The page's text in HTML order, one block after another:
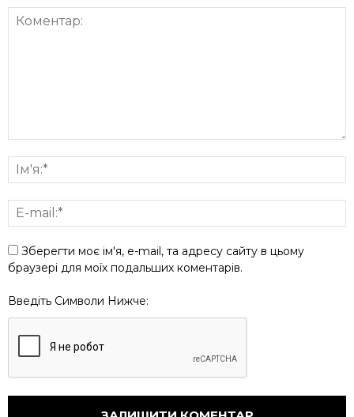
Зберегти моє ім'я, e-mail, та адресу сайту в цьому
браузері для моїх подальших коментарів.
Введіть Символи Нижче: